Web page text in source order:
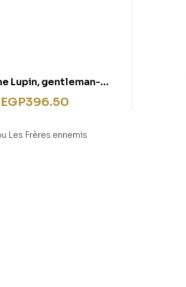
Lupin, gentleman-
cambrioleur”
EGP396.50